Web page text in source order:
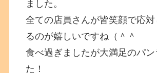
ました。
全ての店員さんが皆笑顔で応対
るのが嬉しいですね（＾＾
食べ過ぎましたが大満足のパン
た！